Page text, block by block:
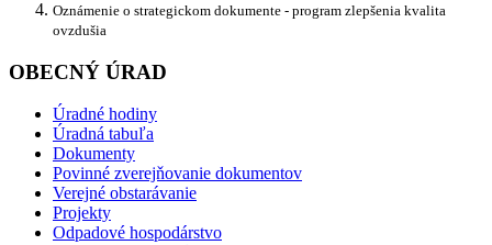
Oznámenie o strategickom dokumente - program zlepšenia kvalita
ovzdušia
OBECNÝ ÚRAD
Úradné hodiny
Úradná tabuľa
Dokumenty
Povinné zverejňovanie dokumentov
Verejné obstarávanie
Projekty
Odpadové hospodárstvo